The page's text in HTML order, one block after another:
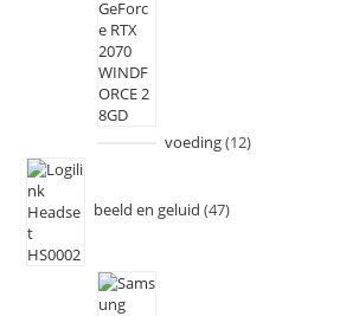
voeding 12
beeld en geluid 47